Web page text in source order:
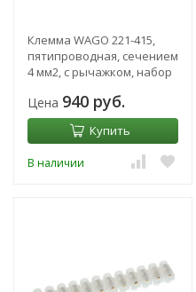
Клемма WAGO 221-415,
пятипроводная, сечением
4 мм2, с рычажком, набор
Цена 940 руб.
Купить
В наличии